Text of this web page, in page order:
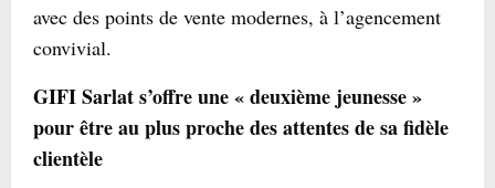
avec des points de vente modernes, à l’agencement
convivial.
GIFI Sarlat s’offre une « deuxième jeunesse »
pour être au plus proche des attentes de sa fidèle
clientèle